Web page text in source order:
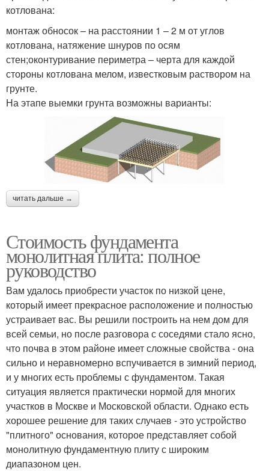
котлована:
монтаж обносок – на расстоянии 1 – 2 м от углов
котлована, натяжение шнуров по осям
стен;оконтуривание периметра – черта для каждой
стороны котлована мелом, известковым раствором на
грунте.
На этапе выемки грунта возможны варианты:
читать дальше →
Стоимость фундамента
монолитная плита: полное
руководство
Вам удалось приобрести участок по низкой цене,
который имеет прекрасное расположение и полностью
устраивает вас. Вы решили построить на нем дом для
всей семьи, но после разговора с соседями стало ясно,
что почва в этом районе имеет сложные свойства - она
сильно и неравномерно вспучивается в зимний период,
и у многих есть проблемы с фундаментом. Такая
ситуация является практически нормой для многих
участков в Москве и Московской области. Однако есть
хорошее решение для таких случаев - это устройство
"плитного" основания, которое представляет собой
монолитную фундаментную плиту с широким
диапазоном цен.